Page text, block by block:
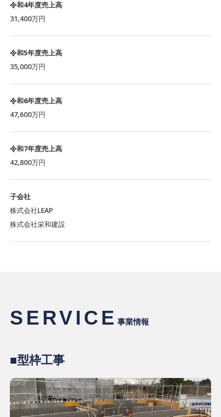
令和4年度売上高
31,400万円
令和5年度売上高
35,000万円
令和6年度売上高
47,600万円
令和7年度売上高
42,800万円
子会社
株式会社LEAP
株式会社栄和建設
SERVICE 事業情報
■型枠工事